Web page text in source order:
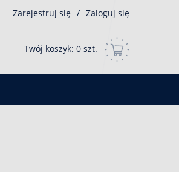
Zarejestruj się / Zaloguj się
Twój koszyk: 0 szt.